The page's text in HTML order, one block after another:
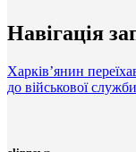
Навігація
Харків’янин
до військової